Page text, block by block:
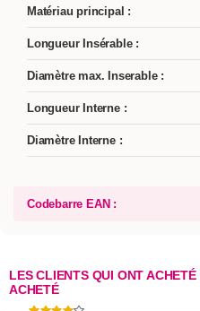
Matériau principal :
Longueur Insérable :
Diamètre max. Inserable :
Longueur Interne :
Diamètre Interne :
Codebarre EAN :
LES CLIENTS QUI ONT
ACHETÉ